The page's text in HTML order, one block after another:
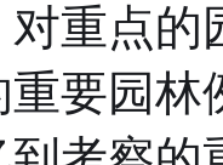
对重点的
要园林